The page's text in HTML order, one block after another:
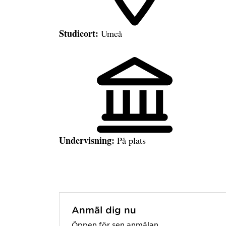
Studieort: Umeå
Undervisning: På plats
Anmäl dig nu